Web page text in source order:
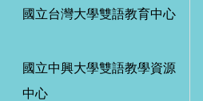
國立台灣大學雙語教育中心
國立中興大學雙語教學資源
中心